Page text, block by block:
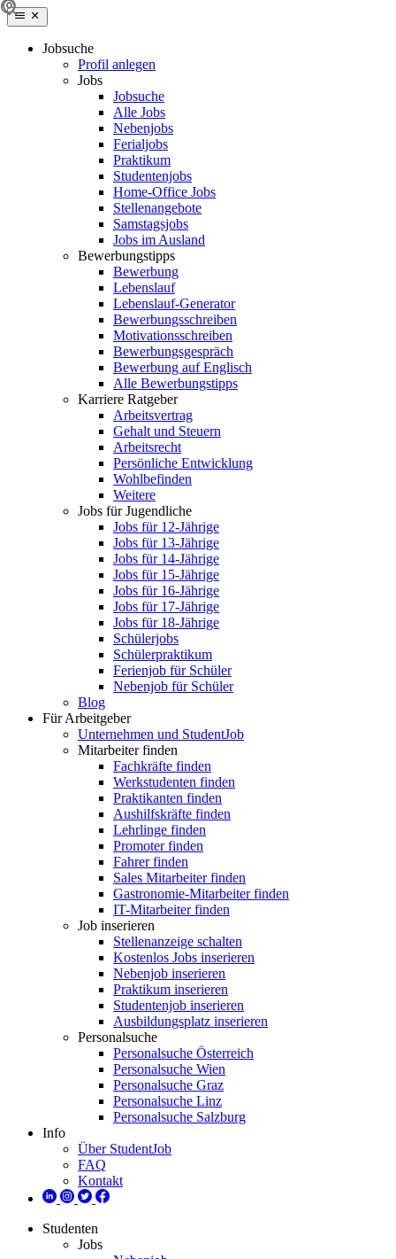
Jobsuche
Profil anlegen
Jobs
Jobsuche
Alle Jobs
Nebenjobs
Ferialjobs
Praktikum
Studentenjobs
Home-Office Jobs
Stellenangebote
Samstagsjobs
Jobs im Ausland
Bewerbungstipps
Bewerbung
Lebenslauf
Lebenslauf-Generator
Bewerbungsschreiben
Motivationsschreiben
Bewerbungsgespräch
Bewerbung auf Englisch
Alle Bewerbungstipps
Karriere Ratgeber
Arbeitsvertrag
Gehalt und Steuern
Arbeitsrecht
Persönliche Entwicklung
Wohlbefinden
Weitere
Jobs für Jugendliche
Jobs für 12-Jährige
Jobs für 13-Jährige
Jobs für 14-Jährige
Jobs für 15-Jährige
Jobs für 16-Jährige
Jobs für 17-Jährige
Jobs für 18-Jährige
Schülerjobs
Schülerpraktikum
Ferienjob für Schüler
Nebenjob für Schüler
Blog
Für Arbeitgeber
Unternehmen und StudentJob
Mitarbeiter finden
Fachkräfte finden
Werkstudenten finden
Praktikanten finden
Aushilfskräfte finden
Lehrlinge finden
Promoter finden
Fahrer finden
Sales Mitarbeiter finden
Gastronomie-Mitarbeiter finden
IT-Mitarbeiter finden
Job inserieren
Stellenanzeige schalten
Kostenlos Jobs inserieren
Nebenjob inserieren
Praktikum inserieren
Studentenjob inserieren
Ausbildungsplatz inserieren
Personalsuche
Personalsuche Österreich
Personalsuche Wien
Personalsuche Graz
Personalsuche Linz
Personalsuche Salzburg
Info
Über StudentJob
FAQ
Kontakt
Studenten
Jobs